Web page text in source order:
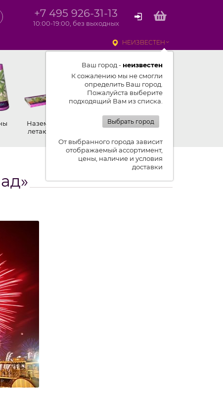
+7 495 926-31-13
10:00-19:00, без выходных
НЕИЗВЕСТЕН
Ваш город - неизвестен
К сожалению мы не смогли
определить Ваш город.
Пожалуйста выберите
подходящий Вам из списка.
Выбрать город
От выбранного города зависит
отображаемый ассортимент,
цены, наличие и условия
доставки
Наземные,
летающие
Петарды
к списку новостей